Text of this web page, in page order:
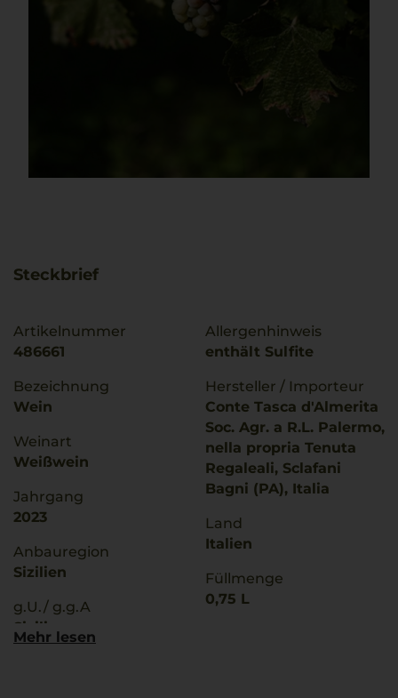
Steckbrief
Artikelnummer
486661
Bezeichnung
Wein
Weinart
Weißwein
Jahrgang
2023
Anbauregion
Sizilien
g.U./ g.g.A
Sicilia
Allergenhinweis
enthält Sulfite
Hersteller / Importeur
Conte Tasca d'Almerita
Soc. Agr. a R.L. Palermo,
nella propria Tenuta
Regaleali, Sclafani
Bagni (PA), Italia
Land
Italien
Füllmenge
0,75 L
Mehr lesen